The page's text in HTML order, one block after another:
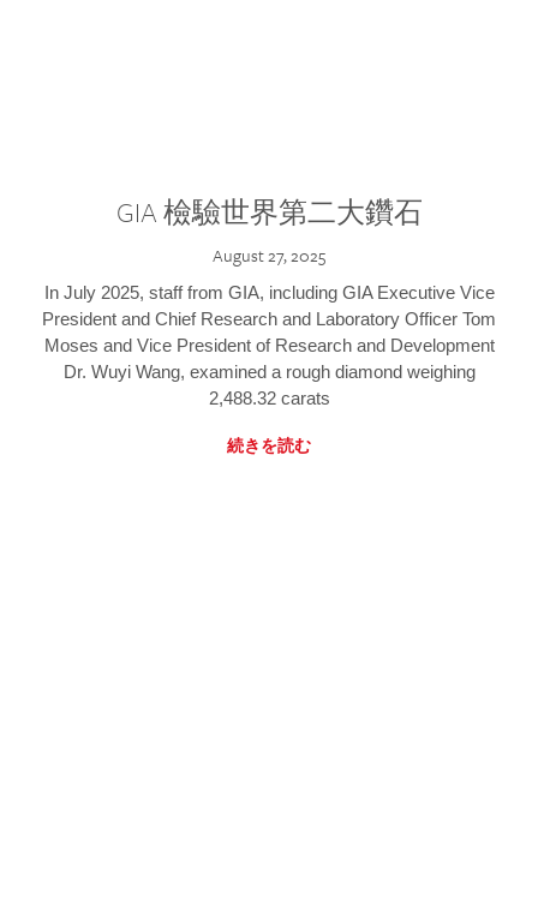
GIA 檢驗世界第二大鑽石
August 27, 2025
In July 2025, staff from GIA, including GIA Executive Vice
President and Chief Research and Laboratory Officer Tom
Moses and Vice President of Research and Development
Dr. Wuyi Wang, examined a rough diamond weighing
2,488.32 carats
続きを読む